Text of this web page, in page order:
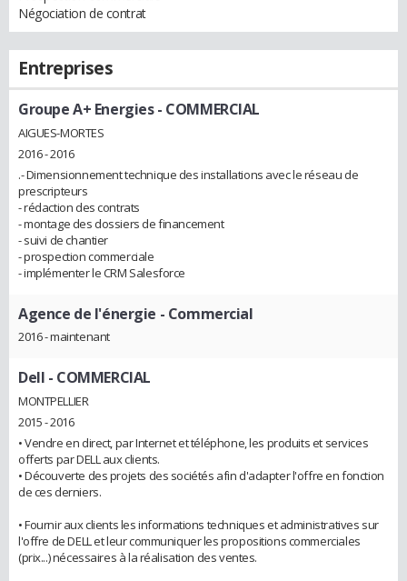
Négociation de contrat
Entreprises
Groupe A+ Energies- COMMERCIAL
AIGUES-MORTES
2016 - 2016
.- Dimensionnement technique des installations avec le réseau de
prescripteurs
- rédaction des contrats
- montage des dossiers de financement
- suivi de chantier
- prospection commerciale
- implémenter le CRM Salesforce
Agence de l'énergie - Commercial
2016 - maintenant
Dell - COMMERCIAL
MONTPELLIER
2015 - 2016
• Vendre en direct, par Internet et téléphone, les produits et services
offerts par DELL aux clients.
• Découverte des projets des sociétés afin d'adapter l'offre en fonction
de ces derniers.
• Fournir aux clients les informations techniques et administratives sur
l'offre de DELL et leur communiquer les propositions commerciales
(prix...) nécessaires à la réalisation des ventes.